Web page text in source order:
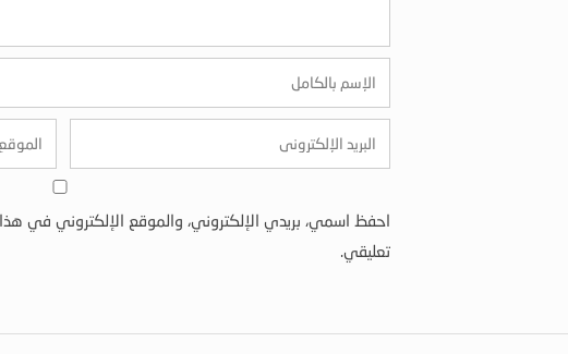
احفظ اسمي، بريدي الإلكتروني، والموقع الإلكتروني في
تعليقي.